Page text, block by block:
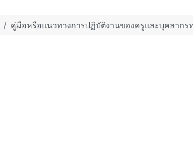
คู่มือหรือแนวทางการปฏิบัติงานของครูและบุคลากร